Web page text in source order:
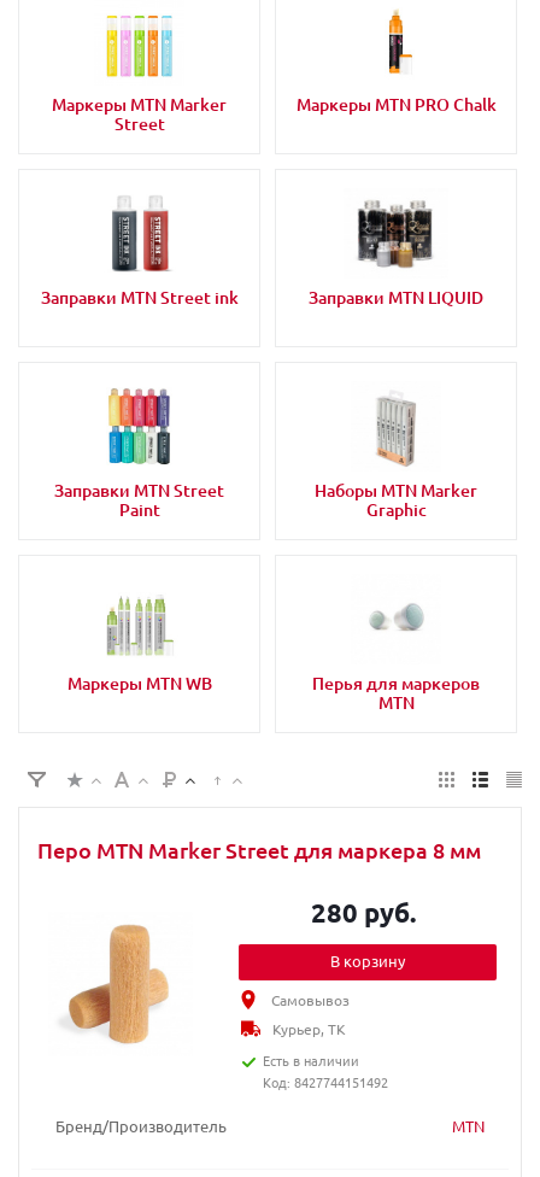
Маркеры MTN Marker
Street
Маркеры MTN PRO Chalk
Заправки MTN Street ink Заправки MTN LIQUID
Заправки MTN Street
Paint
Наборы MTN Marker
Graphic
Маркеры MTN WB
Перья для маркеров
MTN
Перо MTN Marker Street для маркера 8 мм
Бренд/Производитель MTN
280 руб.
В корзину
Самовывоз
Курьер, ТК
Есть в наличии
Код: 8427744151492